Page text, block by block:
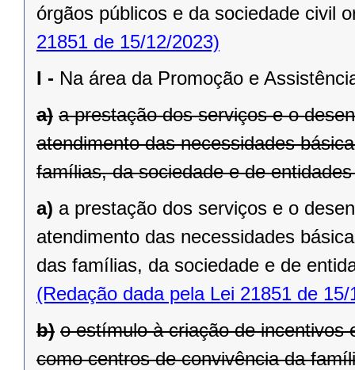
órgãos públicos e da sociedade civil
21851 de 15/12/2023)
I - Na área da Promoção e
a) a prestação dos serviços e o
atendimento das necessidades
famílias, da sociedade e de
a) a prestação dos serviços e o
atendimento das necessidades
das famílias, da sociedade e de
(Redação dada pela Lei 21851 de 15/
b) o estímulo à criação de incentivos
como centros de convivência da